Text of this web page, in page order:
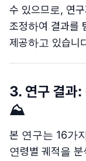
수 있으므로, 연
조정하여 결과를
제공하고 있습니
3. 연구 결과:
⛰️
본 연구는 16가
연령별 궤적을